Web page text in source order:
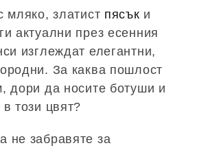
мляко, златист пясък и
актуални през есенния
изглеждат елегантни,
За каква пошлост
дори да носите ботуши и
този цвят?
не забравяте за